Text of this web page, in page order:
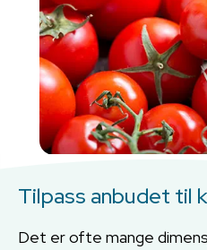
Tilpass anbudet til
Det er ofte mange